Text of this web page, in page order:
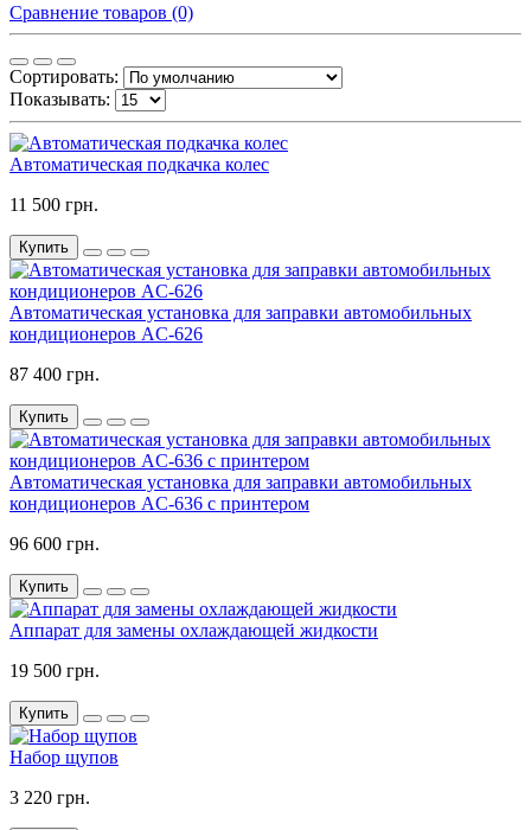
Сравнение товаров (0)
Сортировать:
Показывать:
Автоматическая подкачка колес
11 500 грн.
Купить
Автоматическая установка для заправки автомобильных
кондиционеров AC-626
87 400 грн.
Купить
Автоматическая установка для заправки автомобильных
кондиционеров AC-636 с принтером
96 600 грн.
Купить
Аппарат для замены охлаждающей жидкости
19 500 грн.
Купить
Набор щупов
3 220 грн.